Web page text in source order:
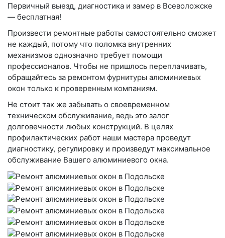
Первичный выезд, диагностика и замер в Всеволожске
— бесплатная!
Произвести ремонтные работы самостоятельно сможет
не каждый, потому что поломка внутренних
механизмов однозначно требует помощи
профессионалов. Чтобы не пришлось переплачивать,
обращайтесь за ремонтом фурнитуры алюминиевых
окон только к проверенным компаниям.
Не стоит так же забывать о своевременном
техническом обслуживание, ведь это залог
долговечности любых конструкций. В целях
профилактических работ наши мастера проведут
диагностику, регулировку и произведут максимальное
обслуживание Вашего алюминиевого окна.